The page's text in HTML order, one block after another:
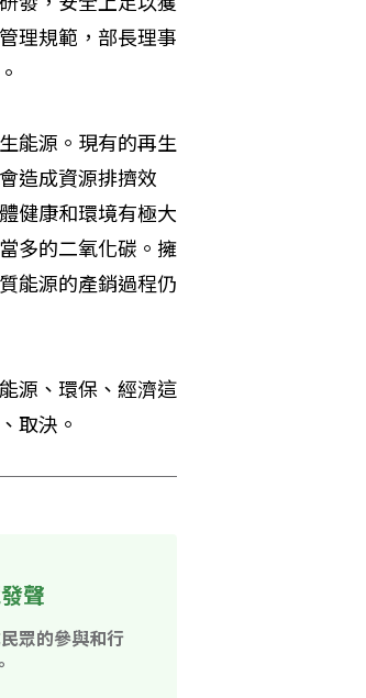
理規範，部長理事
能源。現有的再生
造成資源排擠效
健康和環境有極大
多的二氧化碳。擁
能源的產銷過程仍
源、環保、經濟這
取決。
聲
眾的參與和行